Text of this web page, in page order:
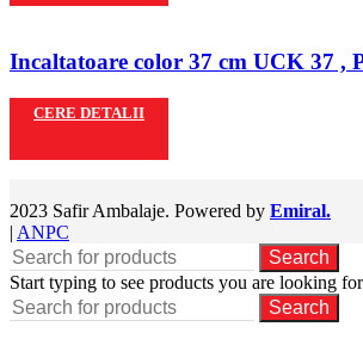
Incaltatoare color 37 cm UCK 37 ,
CERE DETALII
2023 Safir Ambalaje. Powered by Emiral.
| ANPC
Search
Start typing to see products you are looking
Search